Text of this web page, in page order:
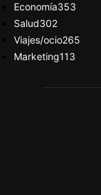
Economía353
Salud302
Viajes/ocio265
Marketing113